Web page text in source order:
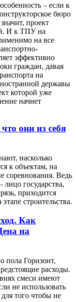
– если к
бюро
проект
И к ТПУ на
на все
эффективно
граждан, давая
на
державы
которой уже
начнет
они из себя
насколько
к объектам, на
соревнования. Ведь
лицо государства,
приходится
строительства.
Как
на
пола Горизонт,
расходы.
смеси имеют
не использовать
того чтобы не